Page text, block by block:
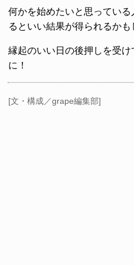
何かを始めたいと思ってい
るといい結果が得られるかも
縁起のいい日の後押しを受
に！
[文・構成／grape編集部]